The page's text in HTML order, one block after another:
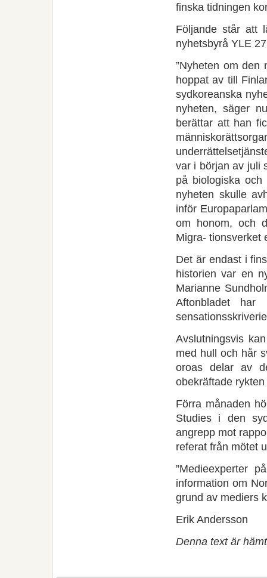
finska tidningen
Följande står att
nyhetsbyrå YLE
”Nyheten om den
hoppat av till
sydkoreanska
nyheten, säger
berättar att han
var i början av juli
på biologiska
nyheten skulle
inför
om honom, och
Migra- tionsverket
Det är endast i
historien var en
Marianne
Aftonbladet har
Avslutningsvis
med hull och hår
oroas delar av
obekräftade
Förra månaden
Studies i den
angrepp mot
referat från mötet
”Medieexperter
information om
grund av mediers
Erik Andersson
Denna text är